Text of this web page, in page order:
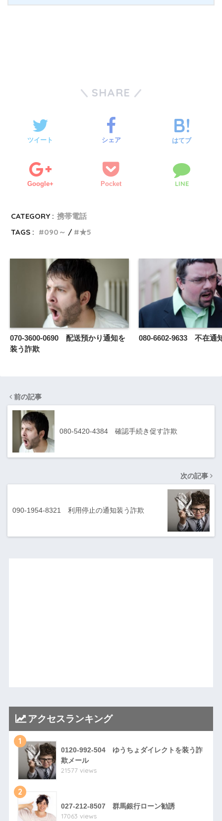
SHARE
ツイート シェア はてブ
Google+ Pocket LINE
CATEGORY : 携帯電話
TAGS :
090～ ★5
070-3600-0690 配送預かり通知を
装う詐欺
080-6602-9633 不在通
前の記事
080-5420-4384 確認手続き促す詐欺
次の記事
090-1954-8321 利用停止の通知装う詐欺
アクセスランキング
1
0120-992-504 ゆうちょダイレクトを装う詐
欺メール
21577 views
2
027-212-8507 群馬銀行ローン勧誘
17063 views